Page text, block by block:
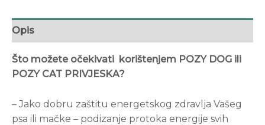
Opis
Što možete očekivati korištenjem POZY DOG ili
POZY CAT PRIVJESKA?
– Jako dobru zaštitu energetskog zdravlja Vašeg
psa ili mačke – podizanje protoka energije svih